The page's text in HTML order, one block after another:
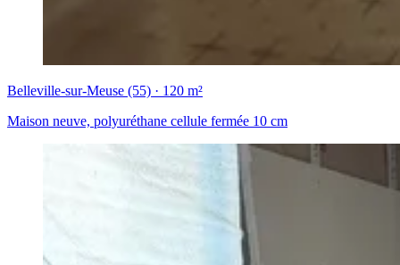
Belleville-sur-Meuse (55) · 120 m²
Maison neuve, polyuréthane cellule fermée 10 cm